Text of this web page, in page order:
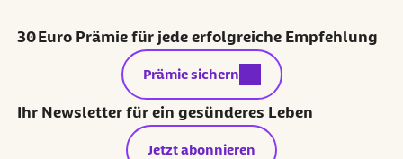
30 Euro Prämie für jede erfolgreiche Empfehlung
externer Link:
Prämie sichern
Ihr Newsletter für ein gesünderes Leben
Jetzt abonnieren